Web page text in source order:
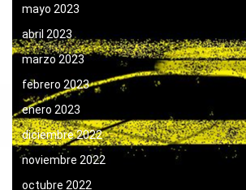
mayo 2023
abril 2023
marzo 2023
febrero 2023
enero 2023
diciembre 2022
noviembre 2022
octubre 2022